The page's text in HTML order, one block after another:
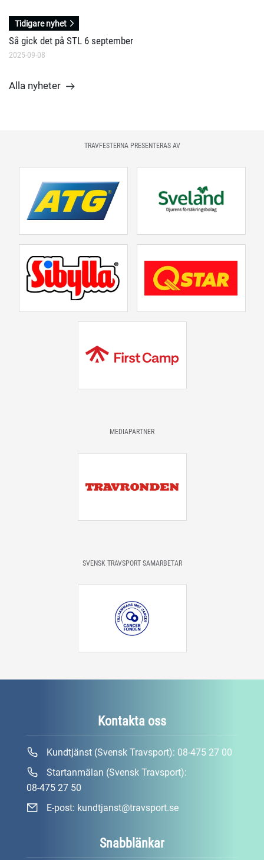
Tidigare nyhet
Så gick det på STL 6 september
2025-09-08
Alla nyheter
TRAVFESTERNA PRESENTERAS AV
MEDIAPARTNER
SVENSK TRAVSPORT SAMARBETAR
Snabblänkar
Kontakta oss
Kundtjänst (Svensk Travsport): 08-475 27 00
Startanmälan (Svensk Travsport):
08-475 27 50
E-post: kundtjanst@travsport.se